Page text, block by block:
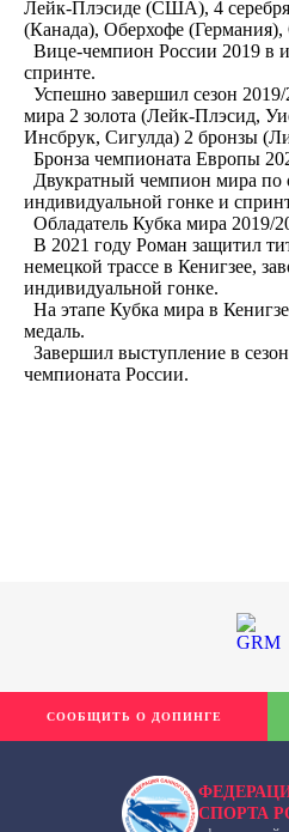
Лейк-Плэсиде (США), 4
(Канада), Оберхофе (Германия),
Вице-чемпион России 2019 в
спринте.
Успешно завершил сезон
мира 2 золота (Лейк-Плэсид,
Инсбрук, Сигулда) 2 бронзы
Бронза чемпионата Европы
Двукратный чемпион мира по
индивидуальной гонке и
Обладатель Кубка мира 2019/
В 2021 году Роман защитил
немецкой трассе в Кенигзее,
индивидуальной гонке.
На этапе Кубка мира в
медаль.
Завершил выступление в
чемпионата России.
СПОРТА
СООБЩИТЬ О ДОПИНГЕ